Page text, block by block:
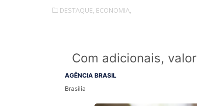
DESTAQUE, ECONOMIA,
Com adicionais,
AGÊNCIA BRASIL
Brasília